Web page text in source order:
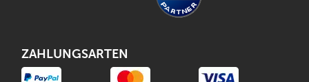
ZAHLUNGSARTEN